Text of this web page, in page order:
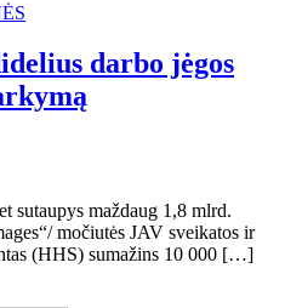
darbo jėgos
sutaupys maždaug 1,8 mlrd.
močiutės JAV sveikatos ir
(HHS) sumažins 10 000 […]